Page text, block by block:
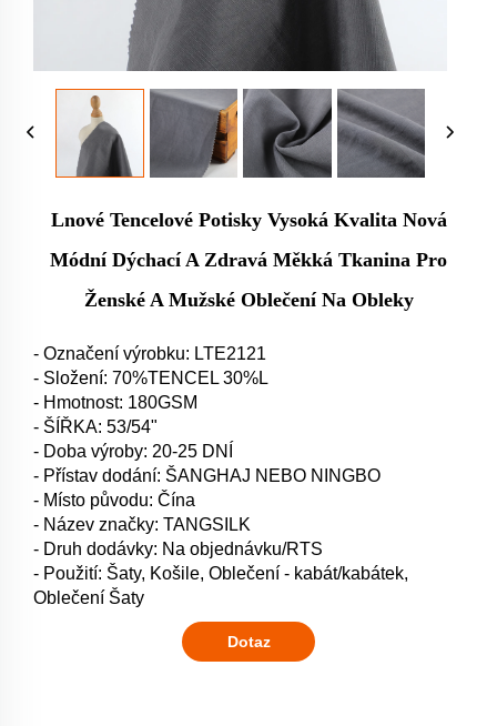
Lnové Tencelové Potisky Vysoká Kvalita Nová
Módní Dýchací A Zdravá Měkká Tkanina Pro
Ženské A Mužské Oblečení Na Obleky
- Označení výrobku: LTE2121
- Složení: 70%TENCEL 30%L
- Hmotnost: 180GSM
- ŠÍŘKA: 53/54"
- Doba výroby: 20-25 DNÍ
- Přístav dodání: ŠANGHAJ NEBO NINGBO
- Místo původu: Čína
- Název značky: TANGSILK
- Druh dodávky: Na objednávku/RTS
- Použití: Šaty, Košile, Oblečení - kabát/kabátek,
Oblečení Šaty
Dotaz